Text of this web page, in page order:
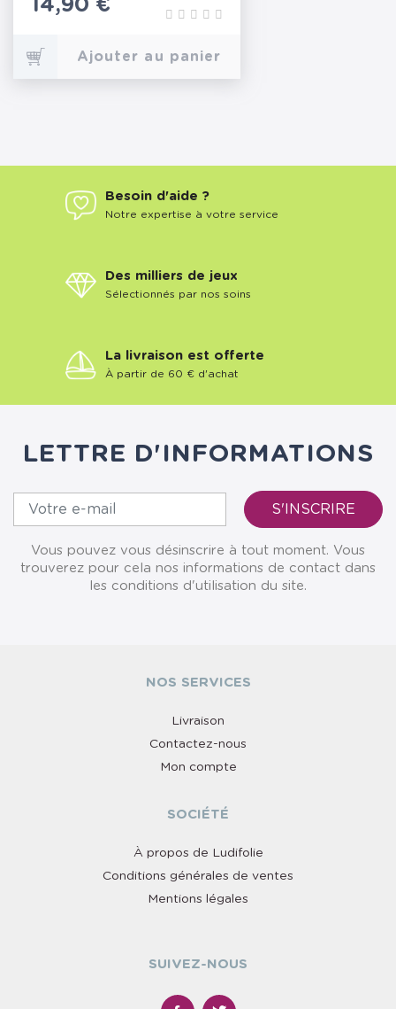
Prix
14,90 €
Ajouter au panier
Besoin d'aide ?
Notre expertise à votre service
Des milliers de jeux
Sélectionnés par nos soins
La livraison est offerte
À partir de 60 € d'achat
LETTRE D'INFORMATIONS
Vous pouvez vous désinscrire à tout moment. Vous
trouverez pour cela nos informations de contact dans
les conditions d'utilisation du site.
NOS SERVICES
Livraison
Contactez-nous
Mon compte
SOCIÉTÉ
À propos de Ludifolie
Conditions générales de ventes
Mentions légales
SUIVEZ-NOUS